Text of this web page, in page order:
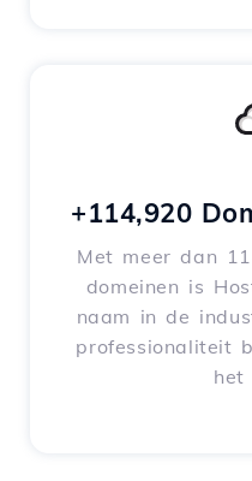
+114,920
Met meer dan
domeinen is
naam in de
professionaliteit
het